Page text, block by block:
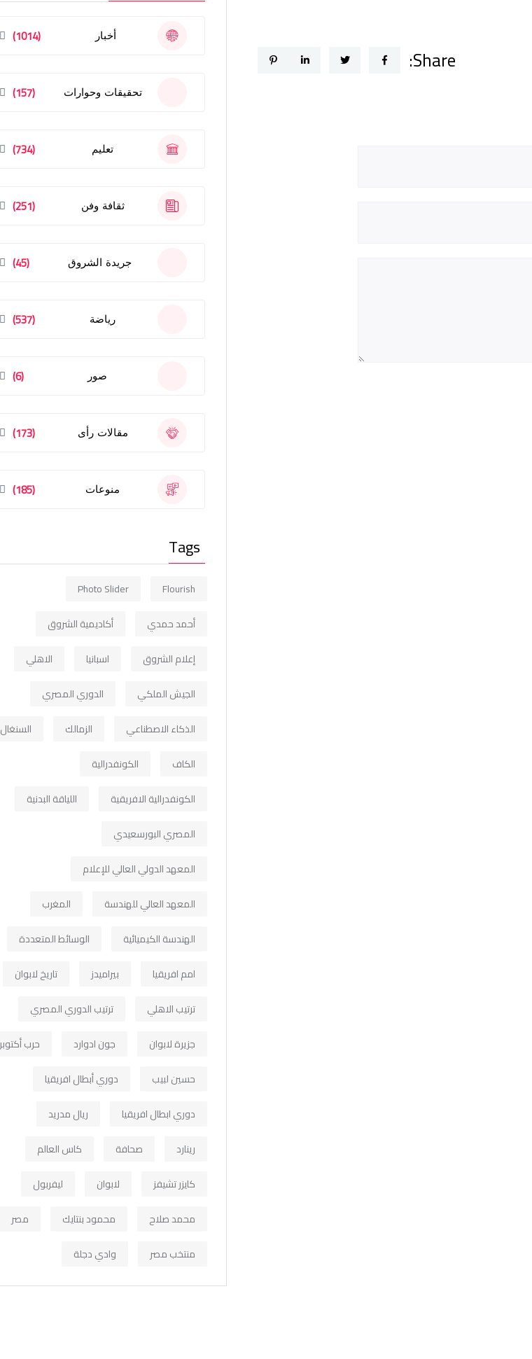
Share:
أخبار (1014)
تحقيقات وحوارات (157)
تعليم (734)
ثقافة وفن (251)
جريدة الشروق (45)
رياضة (537)
صور (6)
مقالات رأى (173)
منوعات (185)
Tags
Flourish
Photo Slider
أحمد حمدي
أكاديمية الشروق
إعلام الشروق
اسبانيا
الاهلي
الجيش الملكي
الدوري المصري
الذكاء الاصطناعي
الزمالك
السنغال
الكاف
الكونفدرالية
الكونفدرالية الافريقية
اللياقة البدنية
المصري البورسعيدي
المعهد الدولي العالي للإعلام
المعهد العالي للهندسة
المغرب
الهندسة الكيميائية
الوسائط المتعددة
امم افريقيا
بيراميدز
تاريخ لابوان
ترتيب الاهلي
ترتيب الدوري المصري
جزيرة لابوان
جون ادوارد
حرب أكتوبر
حسين لبيب
دوري أبطال افريقيا
دوري ابطال افريقيا
ريال مدريد
رينارد
صحافة
كاس العالم
كايزر تشيفز
لابوان
ليفربول
محمد صلاح
محمود بنتايك
مصر
منتخب مصر
وادي دجلة